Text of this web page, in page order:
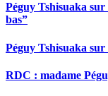
Péguy Tshisuaka
bas”
Péguy Tshisuaka sur
RDC : madame